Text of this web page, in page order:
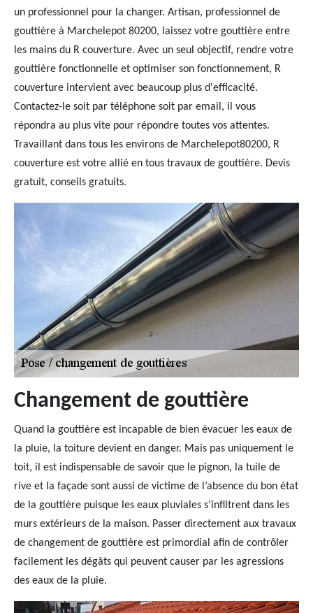
un professionnel pour la changer. Artisan, professionnel de
gouttière à Marchelepot 80200, laissez votre gouttière entre
les mains du R couverture. Avec un seul objectif, rendre votre
gouttière fonctionnelle et optimiser son fonctionnement, R
couverture intervient avec beaucoup plus d'efficacité.
Contactez-le soit par téléphone soit par email, il vous
répondra au plus vite pour répondre toutes vos attentes.
Travaillant dans tous les environs de Marchelepot80200, R
couverture est votre allié en tous travaux de gouttière. Devis
gratuit, conseils gratuits.
Changement de gouttière
Quand la gouttière est incapable de bien évacuer les eaux de
la pluie, la toiture devient en danger. Mais pas uniquement le
toit, il est indispensable de savoir que le pignon, la tuile de
rive et la façade sont aussi de victime de l’absence du bon état
de la gouttière puisque les eaux pluviales s’infiltrent dans les
murs extérieurs de la maison. Passer directement aux travaux
de changement de gouttière est primordial afin de contrôler
facilement les dégâts qui peuvent causer par les agressions
des eaux de la pluie.